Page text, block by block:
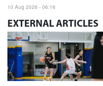
10 Aug 2026 - 06:16
EXTERNAL ARTICLES